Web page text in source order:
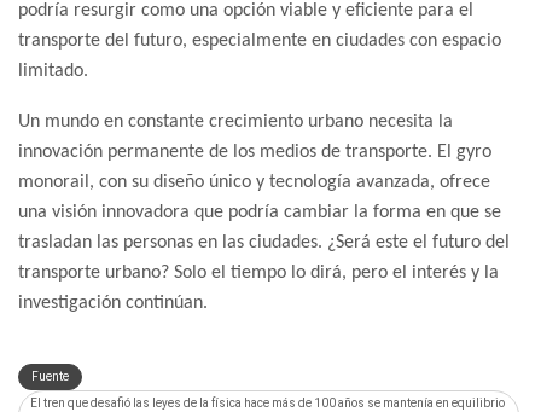
podría resurgir como una opción viable y eficiente para el
transporte del futuro, especialmente en ciudades con espacio
limitado.
Un mundo en constante crecimiento urbano necesita la
innovación permanente de los medios de transporte. El gyro
monorail, con su diseño único y tecnología avanzada, ofrece
una visión innovadora que podría cambiar la forma en que se
trasladan las personas en las ciudades. ¿Será este el futuro del
transporte urbano? Solo el tiempo lo dirá, pero el interés y la
investigación continúan.
Fuente
El tren que desafió las leyes de la física hace más de 100 años se mantenía en equilibrio